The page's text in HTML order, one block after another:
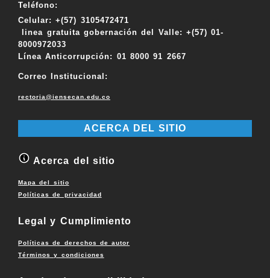
Teléfono:
Celular: +(57) 3105472471
linea gratuita gobernación del Valle: +(57) 01-
8000972033
Línea Anticorrupción: 01 8000 91 2667
Correo Institucional:
rectoria@iensecan.edu.co
ACERCA DEL SITIO
Acerca del sitio
Mapa del sitio
Políticas de privacidad
Legal y Cumplimiento
Políticas de derechos de autor
Términos y condiciones